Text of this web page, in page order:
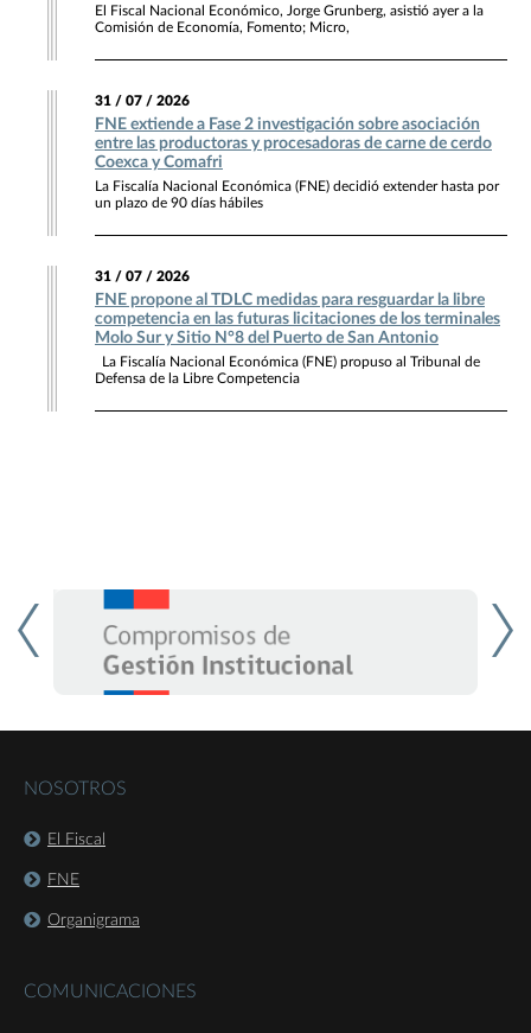
El Fiscal Nacional Económico, Jorge Grunberg, asistió ayer a la
Comisión de Economía, Fomento; Micro,
31 / 07 / 2026
FNE extiende a Fase 2 investigación sobre asociación
entre las productoras y procesadoras de carne de cerdo
Coexca y Comafri
La Fiscalía Nacional Económica (FNE) decidió extender hasta por
un plazo de 90 días hábiles
31 / 07 / 2026
FNE propone al TDLC medidas para resguardar la libre
competencia en las futuras licitaciones de los terminales
Molo Sur y Sitio N°8 del Puerto de San Antonio
La Fiscalía Nacional Económica (FNE) propuso al Tribunal de
Defensa de la Libre Competencia
NOSOTROS
El Fiscal
FNE
Organigrama
COMUNICACIONES